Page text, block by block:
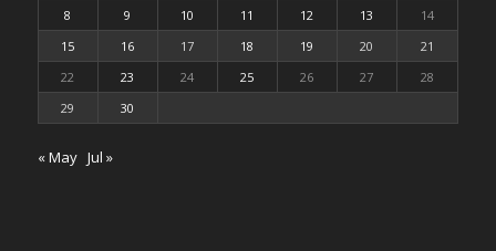
8
9 10 11 12 13
14
15
16 17 18 19 20
21
22
23 24 25 26 27
28
29
30
« May Jul »